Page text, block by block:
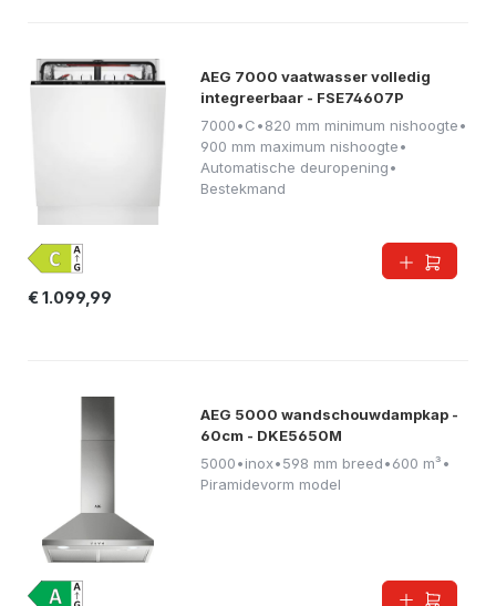
AEG 7000 vaatwasser volledig
integreerbaar - FSE74607P
7000•C•820 mm minimum nishoogte•
900 mm maximum nishoogte•
Automatische deuropening•
Bestekmand
€ 1.099,99
AEG 5000 wandschouwdampkap -
60cm - DKE5650M
5000•inox•598 mm breed•600 m³•
Piramidevorm model